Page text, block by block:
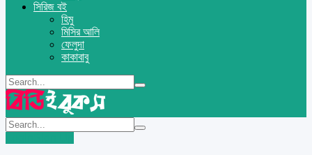
সিরিজ বই
হিমু
মিসির আলি
ফেলুদা
কাকাবাবু